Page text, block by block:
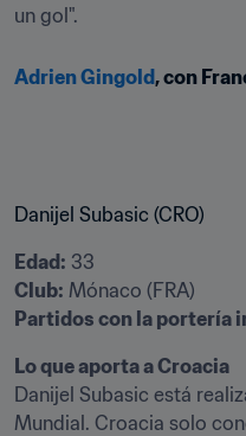
un gol".
Adrien Gingold, con
Danijel Subasic (CRO)
Edad:
Club:
Partidos con la portería
Lo que aporta a Croacia
Danijel Subasic está
Mundial. Croacia solo